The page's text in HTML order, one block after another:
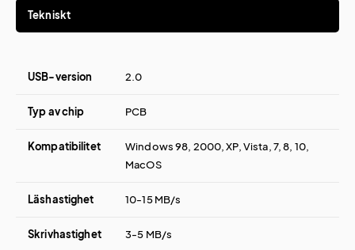
Tekniskt
USB-version 2.0
Typ av chip PCB
Kompatibilitet
Windows 98, 2000, XP, Vista, 7, 8, 10,
MacOS
Läshastighet 10-15 MB/s
Skrivhastighet 3-5 MB/s